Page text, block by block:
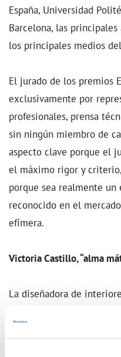
España, Universidad
Barcelona, las
los principales medios
El jurado de los premios
exclusivamente por
profesionales, prensa
sin ningún miembro de
aspecto clave porque el
el máximo rigor y
porque sea realmente
reconocido en el
efímera.
Victoria Castillo, “alma
La diseñadora de
efímera y CEO de
Castillo, es la alma